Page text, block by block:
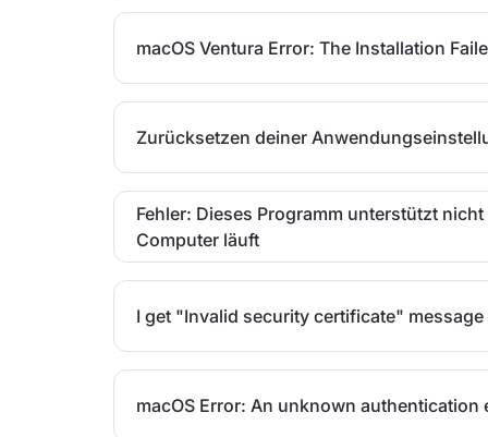
macOS Ventura Error: The Installation
Zurücksetzen deiner
Fehler: Dieses Programm unterstützt
Computer läuft
I get "Invalid security certificate" message
macOS Error: An unknown authentication